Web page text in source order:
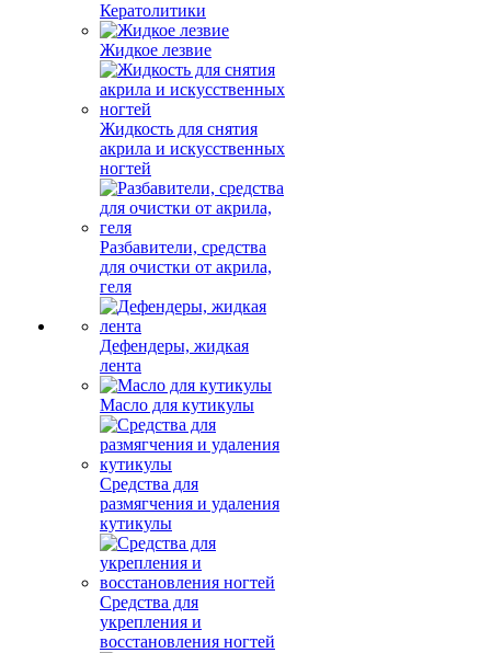
Кератолитики
Жидкое лезвие
Жидкость для снятия
акрила и искусственных
ногтей
Разбавители, средства
для очистки от акрила,
геля
Дефендеры, жидкая
лента
Масло для кутикулы
Средства для
размягчения и удаления
кутикулы
Средства для
укрепления и
восстановления ногтей